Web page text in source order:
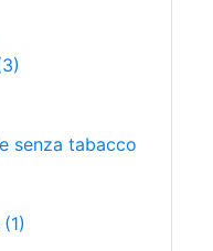
senza tabacco
(1)